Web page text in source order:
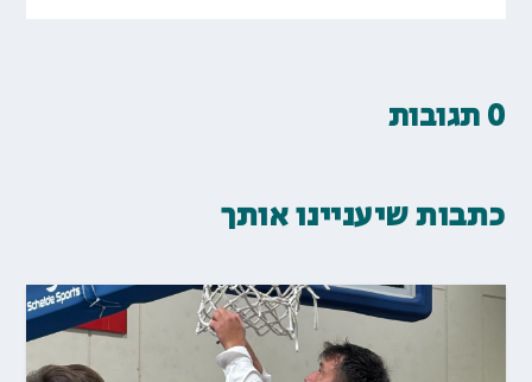
0 תגובות
כתבות שיעניינו אותך